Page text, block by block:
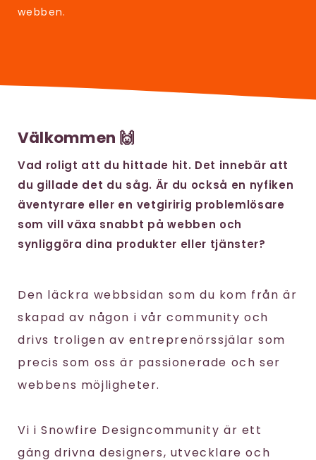
webben.
Välkommen 🙌
Vad roligt att du hittade hit. Det innebär att
du gillade det du såg. Är du också en nyfiken
äventyrare eller en vetgiririg problemlösare
som vill växa snabbt på webben och
synliggöra dina produkter eller tjänster?
Den läckra webbsidan som du kom från är
skapad av någon i vår community och
drivs troligen av entreprenörssjälar som
precis som oss är passionerade och ser
webbens möjligheter.
Vi i Snowfire Designcommunity är ett
gäng drivna designers, utvecklare och